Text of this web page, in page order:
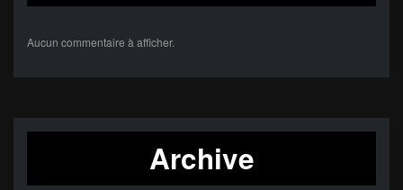
Aucun commentaire à afficher.
Archive